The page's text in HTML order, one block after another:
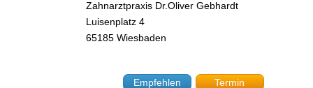
Zahnarztpraxis Dr.Oliver Gebhardt
Luisenplatz 4
65185 Wiesbaden
Empfehlen
Termin